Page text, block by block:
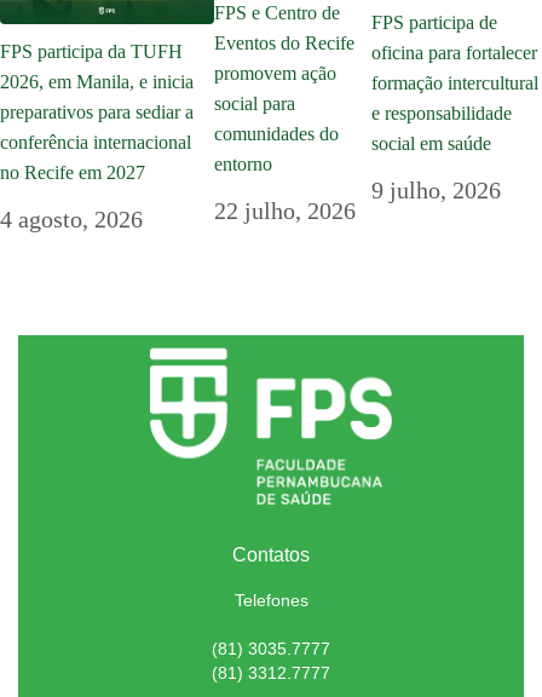
FPS participa da TUFH
2026, em Manila, e inicia
preparativos para sediar a
conferência internacional
no Recife em 2027
4 agosto, 2026
FPS e Centro de
Eventos do Recife
promovem ação
social para
comunidades do
entorno
22 julho, 2026
FPS participa de
oficina para fortalecer
formação intercultural
e responsabilidade
social em saúde
9 julho, 2026
Contatos
Telefones
(81) 3035.7777
(81) 3312.7777